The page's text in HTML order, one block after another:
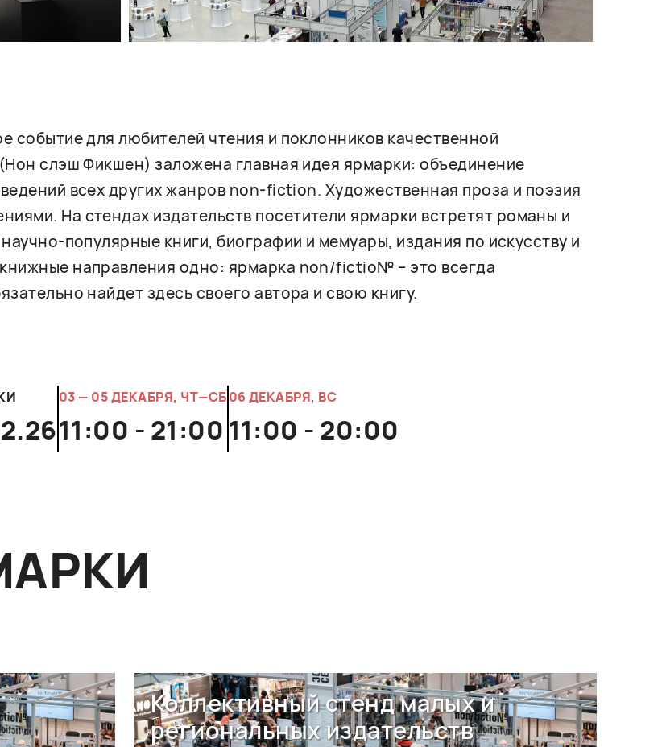
событие для любителей чтения и поклонников качественной
слэш Фикшен) заложена главная идея ярмарки: объединение
всех других жанров non-fiction. Художественная проза и поэзия
На стендах издательств посетители ярмарки встретят романы и
популярные книги, биографии и мемуары, издания по искусству и
направления одно: ярмарка non/fictio№ – это всегда
найдет здесь своего автора и свою книгу.
03 — 05 ДЕКАБРЯ, ЧТ—СБ
11:00 - 21:00
06 ДЕКАБРЯ, ВС
11:00 - 20:00
Коллективный стенд малых и
региональных издательств